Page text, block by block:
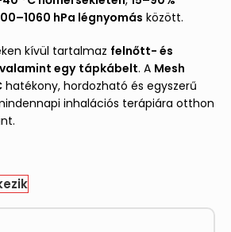
hPa légnyomás között.
kívül tartalmaz felnőtt- és
egy tápkábelt. A Mesh
hatékony, hordozható és egyszerű
inhalációs terápiára otthon